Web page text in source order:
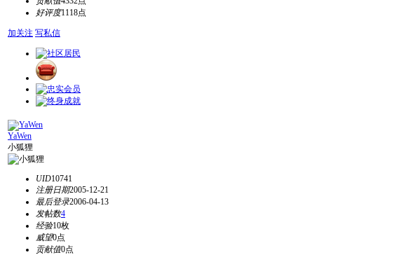
好评度1118点
加关注 写私信
YaWen
小狐狸
UID10741
注册日期2005-12-21
最后登录2006-04-13
发帖数4
经验10枚
威望0点
贡献值0点